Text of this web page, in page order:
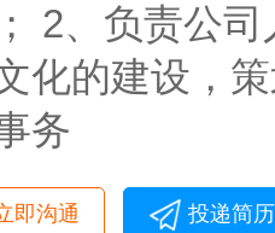
2、负责公
化的建设，
务
即沟通 投递简历